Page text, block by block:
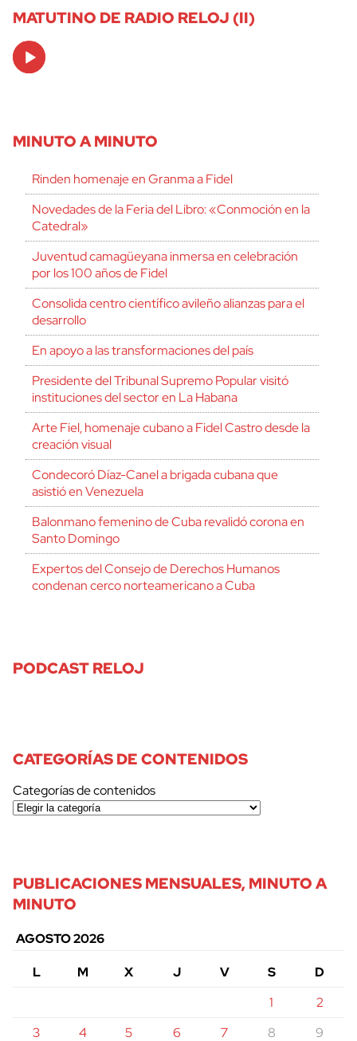
MATUTINO DE RADIO RELOJ (II)
Audio
Player
MINUTO A MINUTO
Rinden homenaje en Granma a Fidel
Novedades de la Feria del Libro: «Conmoción en la
Catedral»
Juventud camagüeyana inmersa en celebración
por los 100 años de Fidel
Consolida centro científico avileño alianzas para el
desarrollo
En apoyo a las transformaciones del país
Presidente del Tribunal Supremo Popular visitó
instituciones del sector en La Habana
Arte Fiel, homenaje cubano a Fidel Castro desde la
creación visual
Condecoró Díaz-Canel a brigada cubana que
asistió en Venezuela
Balonmano femenino de Cuba revalidó corona en
Santo Domingo
Expertos del Consejo de Derechos Humanos
condenan cerco norteamericano a Cuba
PODCAST RELOJ
CATEGORÍAS DE CONTENIDOS
Categorías de contenidos
PUBLICACIONES MENSUALES, MINUTO A
MINUTO
AGOSTO 2026
L
M X J V S
D
1
2
3
4 5 6 7 8 9